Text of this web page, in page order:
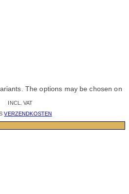
The options may be chosen on
INCL. VAT
VERZENDKOSTEN